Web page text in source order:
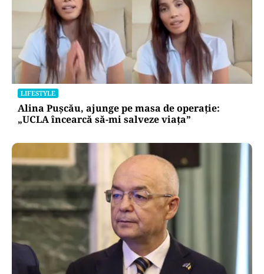
BUSINESS
TeraPlast (TRP) —Venituri în creștere,
profitabilitate sub presiune
LIFESTYLE